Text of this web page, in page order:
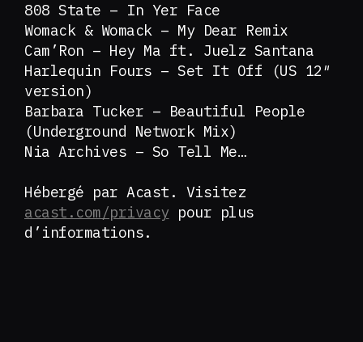
808 State – In Yer Face
Womack & Womack – My Dear Remix
Cam’Ron – Hey Ma ft. Juelz Santana
Harlequin Fours – Set It Off (US 12″
version)
Barbara Tucker – Beautiful People
(Underground Network Mix)
Nia Archives – So Tell Me…
Hébergé par Acast. Visitez
acast.com/privacy pour plus
d’informations.